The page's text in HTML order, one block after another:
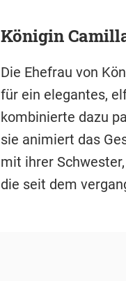
Königin
Die Ehefrau von
für ein elegantes,
kombinierte dazu
sie animiert das
mit ihrer
die seit dem